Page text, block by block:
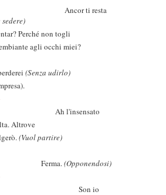
ti resta
Perché non togli
agli occhi miei?
(Senza udirlo)
Altrove
(Vuol partire)
(Opponendosi)
io